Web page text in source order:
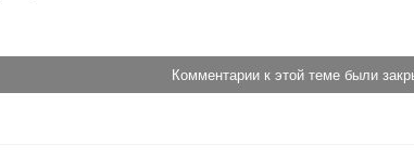
Комментарии к этой теме были